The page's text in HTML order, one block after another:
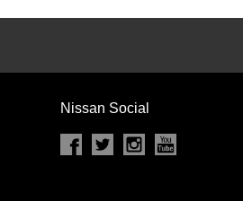
Nissan Social